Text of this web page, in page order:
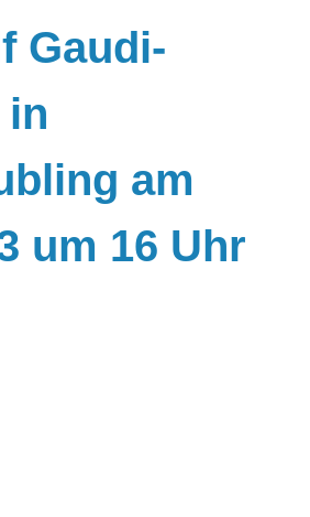
Gaudi-
in
am
um 16 Uhr